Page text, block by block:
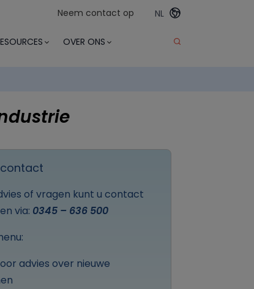
Neem contact op NL
OVER ONS
of vragen kunt u contact
via: 0345 – 636 500
advies over nieuwe